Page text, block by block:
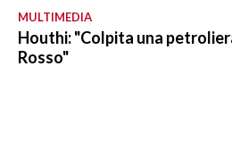
MULTIMEDIA
Houthi: "Colpita una
Rosso"